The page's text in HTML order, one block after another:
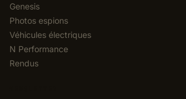
Genesis
Photos espions
Véhicules électriques
N Performance
Rendus